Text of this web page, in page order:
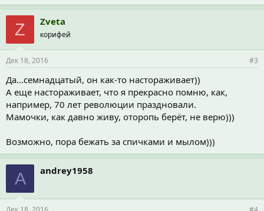
Z Zveta
корифей
Дек 18, 2016 #3
Да...семнадцатый, он как-то настораживает))
А еще настораживает, что я прекрасно помню, как,
например, 70 лет революции праздновали.
Мамочки, как давно живу, оторопь берёт, не верю)))
Возможно, пора бежать за спичками и мылом)))
A andrey1958